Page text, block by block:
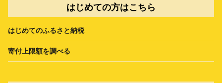
はじめての方はこちら
はじめてのふるさと納税
寄付上限額を調べる